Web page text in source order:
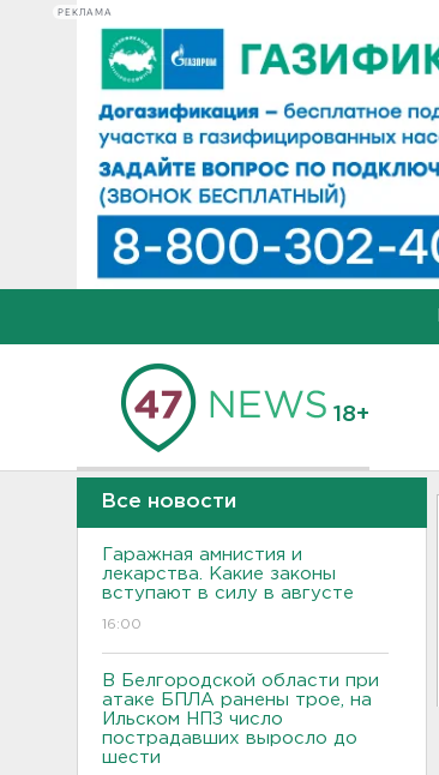
РЕКЛАМА
18+
Все новости
Гаражная амнистия и
лекарства. Какие законы
вступают в силу в августе
16:00
В Белгородской области при
атаке БПЛА ранены трое, на
Ильском НПЗ число
пострадавших выросло до
шести